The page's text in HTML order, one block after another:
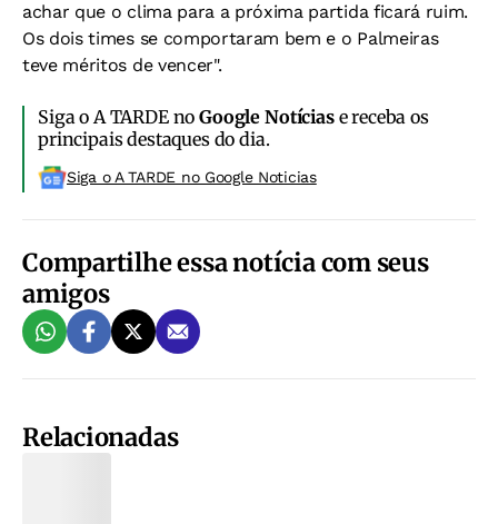
achar que o clima para a próxima partida ficará ruim.
Os dois times se comportaram bem e o Palmeiras
teve méritos de vencer".
Siga o A TARDE noGoogle Notíciase receba os
principais destaques do dia.
Siga o A TARDE no Google Noticias
Compartilhe essa notícia com seus
amigos
Relacionadas